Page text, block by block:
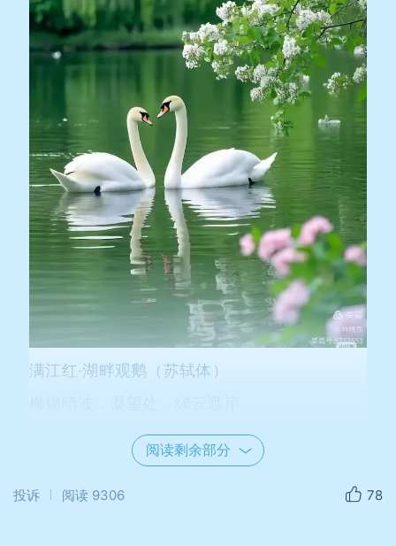
满江红·湖畔观鹅（苏轼体）
春未老、翠绡初染，水光潋滟。
曲项向天歌宛转，白毛浮碧波清浅。
正相呼、对舞戏芳洲，情无限。
阅读剩余部分
投诉 阅读 9306 78